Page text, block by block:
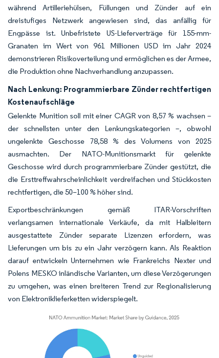
während Artilleriehülsen, Füllungen und Zünder auf ein
dreistufiges Netzwerk angewiesen sind, das anfällig für
Engpässe ist. Unbefristete US-Lieferverträge für 155-mm-
Granaten im Wert von 961 Millionen USD im Jahr 2024
demonstrieren Risikoverteilung und ermöglichen es der Armee,
die Produktion ohne Nachverhandlung anzupassen.
Nach Lenkung: Programmierbare Zünder rechtfertigen
Kostenaufschläge
Gelenkte Munition soll mit einer CAGR von 8,57 % wachsen –
der schnellsten unter den Lenkungskategorien –, obwohl
ungelenkte Geschosse 78,58 % des Volumens von 2025
ausmachten. Der NATO-Munitionsmarkt für gelenkte
Geschosse wird durch programmierbare Zünder gestützt, die
die Ersttreffwahrscheinlichkeit verdreifachen und Stückkosten
rechtfertigen, die 50–100 % höher sind.
Exportbeschränkungen gemäß ITAR-Vorschriften
verlangsamen internationale Verkäufe, da mit Halbleitern
ausgestattete Zünder separate Lizenzen erfordern, was
Lieferungen um bis zu ein Jahr verzögern kann. Als Reaktion
darauf entwickeln Unternehmen wie Frankreichs Nexter und
Polens MESKO inländische Varianten, um diese Verzögerungen
zu umgehen, was einen breiteren Trend zur Regionalisierung
von Elektroniklieferketten widerspiegelt.